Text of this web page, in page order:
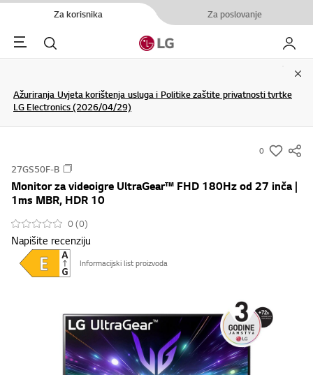
Za korisnika Za poslovanje
Menu Pretraživanje My LG
Ažuriranja Uvjeta korištenja usluga i Politike zaštite privatnosti tvrtke
LG Electronics (2026/04/29)
0
s
m
27GS50F-B
Monitor za videoigre UltraGear™ FHD 180Hz od 27 inča |
1ms MBR, HDR 10
0 (0)
Napišite recenziju
Informacijski list proizvoda